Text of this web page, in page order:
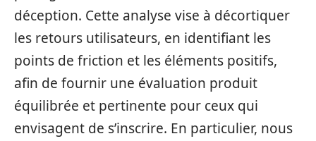
déception. Cette analyse vise à décortiquer
les retours utilisateurs, en identifiant les
points de friction et les éléments positifs,
afin de fournir une évaluation produit
équilibrée et pertinente pour ceux qui
envisagent de s’inscrire. En particulier, nous